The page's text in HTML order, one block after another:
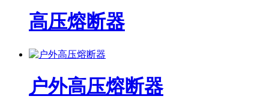
高压熔断器
户外高压熔断器